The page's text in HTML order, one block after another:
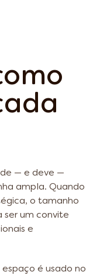
— e deve —
ampla. Quando
o tamanho
ser um convite
e
é usado no